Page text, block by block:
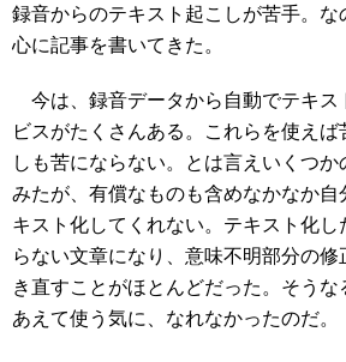
録音からのテキスト起こしが苦手。な
心に記事を書いてきた。
今は、録音データから自動でテキス
ビスがたくさんある。これらを使えば
しも苦にならない。とは言えいくつか
みたが、有償なものも含めなかなか自
キスト化してくれない。テキスト化
らない文章になり、意味不明部分の
き直すことがほとんどだった。そう
あえて使う気に、なれなかったのだ。